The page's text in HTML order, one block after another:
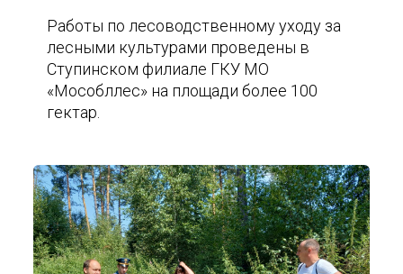
Работы по лесоводственному уходу за
лесными культурами проведены в
Ступинском филиале ГКУ МО
«Мособллес» на площади более 100
гектар.